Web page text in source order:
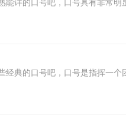
能详的口号吧，口号具有非常明
典的口号吧，口号是指挥一个